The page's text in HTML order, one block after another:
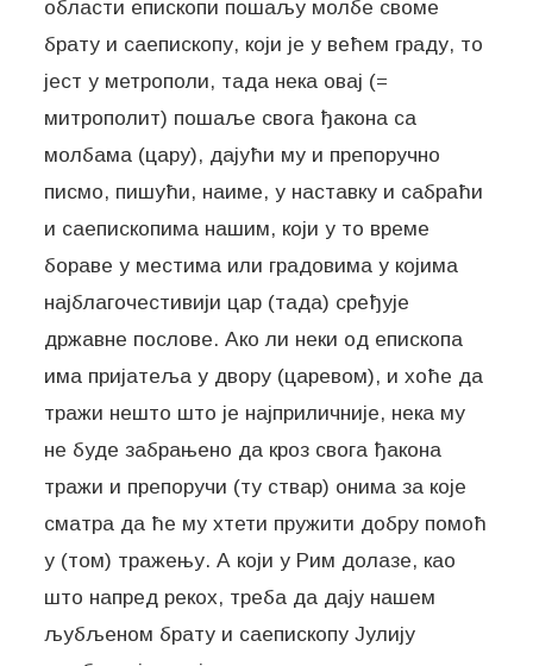
области епископи пошаљу молбе своме
брату и саепископу, који је у већем граду, то
јест у метрополи, тада нека овај (=
митрополит) пошаље свога ђакона са
молбама (цару), дајући му и препоручно
писмо, пишући, наиме, у наставку и сабраћи
и саепископима нашим, који у то време
бораве у местима или градовима у којима
најблагочестивији цар (тада) сређује
државне послове. Ако ли неки од епископа
има пријатеља у двору (царевом), и хоће да
тражи нешто што је најприличније, нека му
не буде забрањено да кроз свога ђакона
тражи и препоручи (ту ствар) онима за које
сматра да ће му хтети пружити добру помоћ
у (том) тражењу. А који у Рим долазе, као
што напред рекох, треба да дају нашем
љубљеном брату и саепископу Јулију